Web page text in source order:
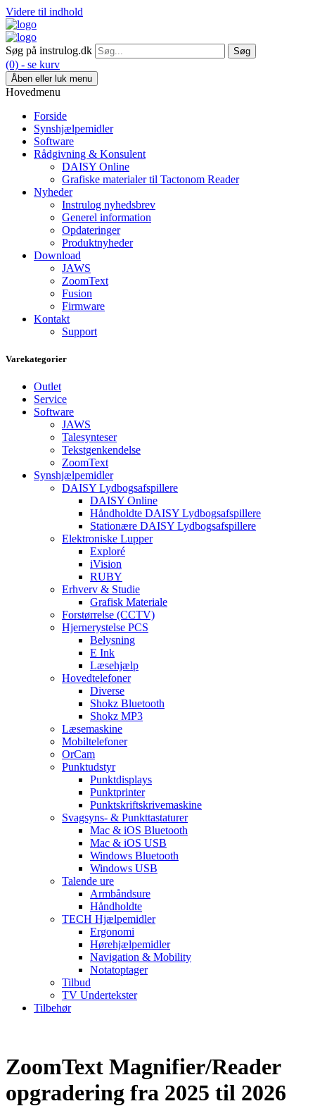
Videre til indhold
Søg på instrulog.dk
(0) - se kurv
Åben eller luk menu
Hovedmenu
Forside
Synshjælpemidler
Software
Rådgivning & Konsulent
DAISY Online
Grafiske materialer til Tactonom Reader
Nyheder
Instrulog nyhedsbrev
Generel information
Opdateringer
Produktnyheder
Download
JAWS
ZoomText
Fusion
Firmware
Kontakt
Support
Varekategorier
Outlet
Service
Software
JAWS
Talesynteser
Tekstgenkendelse
ZoomText
Synshjælpemidler
DAISY Lydbogsafspillere
DAISY Online
Håndholdte DAISY Lydbogsafspillere
Stationære DAISY Lydbogsafspillere
Elektroniske Lupper
Exploré
iVision
RUBY
Erhverv & Studie
Grafisk Materiale
Forstørrelse (CCTV)
Hjernerystelse PCS
Belysning
E Ink
Læsehjælp
Hovedtelefoner
Diverse
Shokz Bluetooth
Shokz MP3
Læsemaskine
Mobiltelefoner
OrCam
Punktudstyr
Punktdisplays
Punktprinter
Punktskriftskrivemaskine
Svagsyns- & Punkttastaturer
Mac & iOS Bluetooth
Mac & iOS USB
Windows Bluetooth
Windows USB
Talende ure
Armbåndsure
Håndholdte
TECH Hjælpemidler
Ergonomi
Hørehjælpemidler
Navigation & Mobility
Notatoptager
Tilbud
TV Undertekster
Tilbehør
ZoomText Magnifier/Reader
opgradering fra 2025 til 2026